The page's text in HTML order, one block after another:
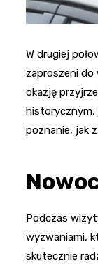
W drugiej
zaproszeni do
okazję
historycznym,
poznanie, jak
Podczas
wyzwaniami,
skutecznie